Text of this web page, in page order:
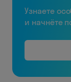
Узнаете
и начнёте